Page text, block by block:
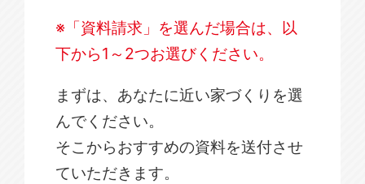
※「資料請求」を選んだ場合は、以
下から1～2つお選びください。
まずは、あなたに近い家づくりを選
んでください。
そこからおすすめの資料を送付させ
ていただきます。